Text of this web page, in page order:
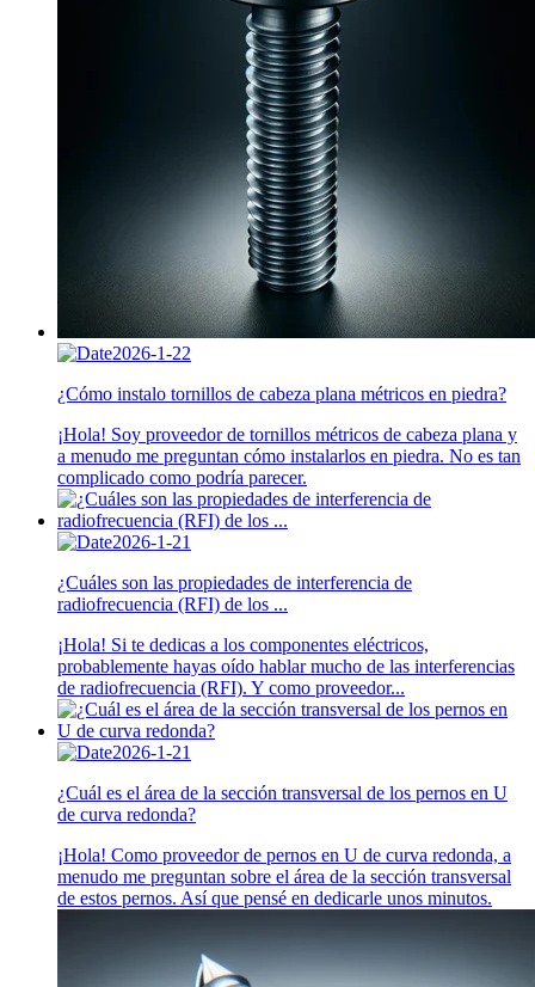
2026-1-22
¿Cómo instalo tornillos de cabeza plana métricos en piedra?
¡Hola! Soy proveedor de tornillos métricos de cabeza plana y
a menudo me preguntan cómo instalarlos en piedra. No es tan
complicado como podría parecer.
2026-1-21
¿Cuáles son las propiedades de interferencia de
radiofrecuencia (RFI) de los ...
¡Hola! Si te dedicas a los componentes eléctricos,
probablemente hayas oído hablar mucho de las interferencias
de radiofrecuencia (RFI). Y como proveedor...
2026-1-21
¿Cuál es el área de la sección transversal de los pernos en U
de curva redonda?
¡Hola! Como proveedor de pernos en U de curva redonda, a
menudo me preguntan sobre el área de la sección transversal
de estos pernos. Así que pensé en dedicarle unos minutos.